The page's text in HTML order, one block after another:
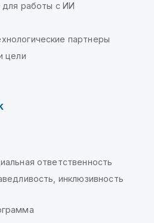
работы с ИИ
партнеры
цели
ответственность
инклюзивность